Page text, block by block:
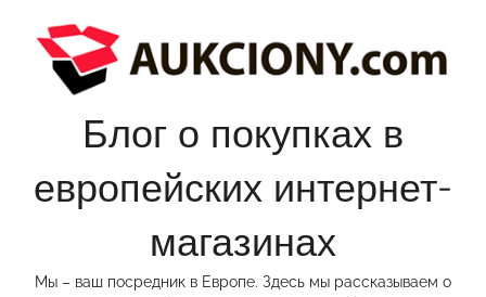
содержимому
Блог о покупках в
европейских интернет-
магазинах
Мы – ваш посредник в Европе. Здесь мы рассказываем о